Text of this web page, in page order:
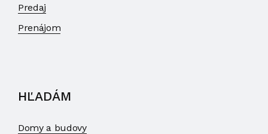
Predaj
Prenájom
HĽADÁM
Domy a budovy